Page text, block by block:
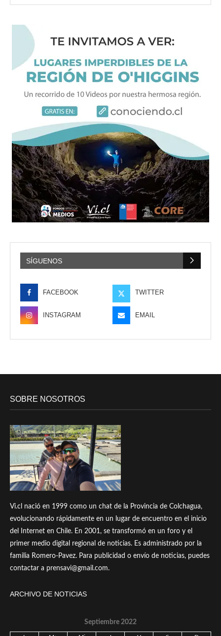
SÍGUENOS
FACEBOOK TWITTER
INSTAGRAM EMAIL
SOBRE NOSOTROS
Vi.cl nació en 1999 como un chat de la Provincia de Colchagua,
evolucionando rápidamente en un lugar de encuentro en el inicio
del Internet en Chile. En 2001, se transformó en un foro y el
primer medio digital regional de noticias. Es administrado por la
familia Romero-Pavez. Para publicidad o envío de noticias, puedes
contactar a prensavi@gmail.com.
ARCHIVO DE NOTICIAS
Septiembre 2022